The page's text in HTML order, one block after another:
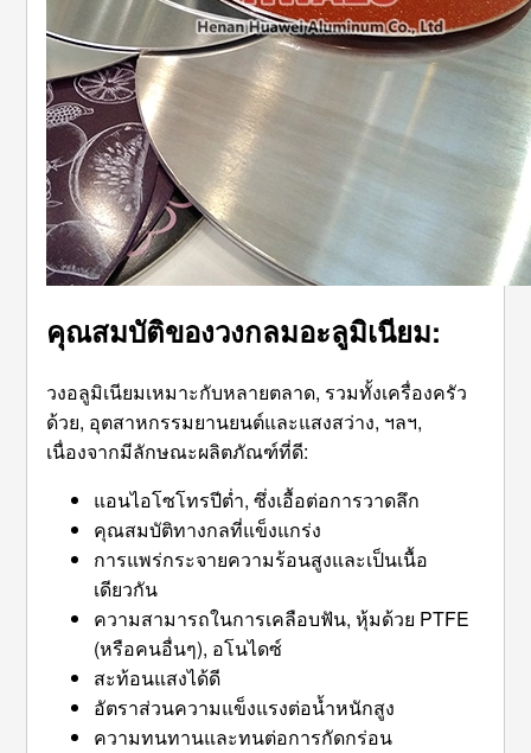
คุณสมบัติของวงกลมอะลูมิเนียม:
วงอลูมิเนียมเหมาะกับหลายตลาด, รวมทั้งเครื่องครัว
ด้วย, อุตสาหกรรมยานยนต์และแสงสว่าง, ฯลฯ,
เนื่องจากมีลักษณะผลิตภัณฑ์ที่ดี:
แอนไอโซโทรปีต่ำ, ซึ่งเอื้อต่อการวาดลึก
คุณสมบัติทางกลที่แข็งแกร่ง
การแพร่กระจายความร้อนสูงและเป็นเนื้อ
เดียวกัน
ความสามารถในการเคลือบฟัน, หุ้มด้วย PTFE
(หรือคนอื่นๆ), อโนไดซ์
สะท้อนแสงได้ดี
อัตราส่วนความแข็งแรงต่อน้ำหนักสูง
ความทนทานและทนต่อการกัดกร่อน